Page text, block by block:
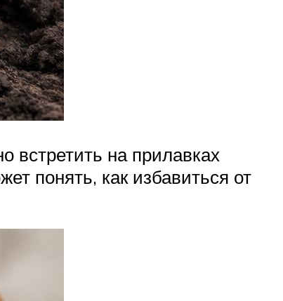
встретить на прилавках
понять, как избавиться от